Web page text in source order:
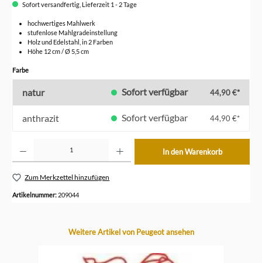
Sofort versandfertig, Lieferzeit 1 - 2 Tage
hochwertiges Mahlwerk
stufenlose Mahlgradeinstellung
Holz und Edelstahl, in 2 Farben
Höhe 12 cm / Ø 5,5 cm
Farbeauswählen
natur Sofort verfügbar 44,90 €*
anthrazit Sofort verfügbar 44,90 €*
In den Warenkorb
Zum Merkzettel hinzufügen
Artikelnummer: 209044
Produktgalerie überspringen
Weitere Artikel von Peugeot ansehen